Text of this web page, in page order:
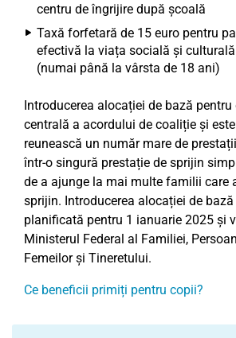
centru de îngrijire după școală
Taxă forfetară de 15 euro pentru
efectivă la viața socială și
(numai până la vârsta de 18 ani)
Introducerea alocației de bază
centrală a acordului de coaliție și
reunească un număr mare de
într-o singură prestație de sprijin
de a ajunge la mai multe familii care
sprijin. Introducerea alocației de
planificată pentru 1 ianuarie 2025 și
Ministerul Federal al Familiei,
Femeilor și Tineretului.
Ce beneficii primiți pentru copii?